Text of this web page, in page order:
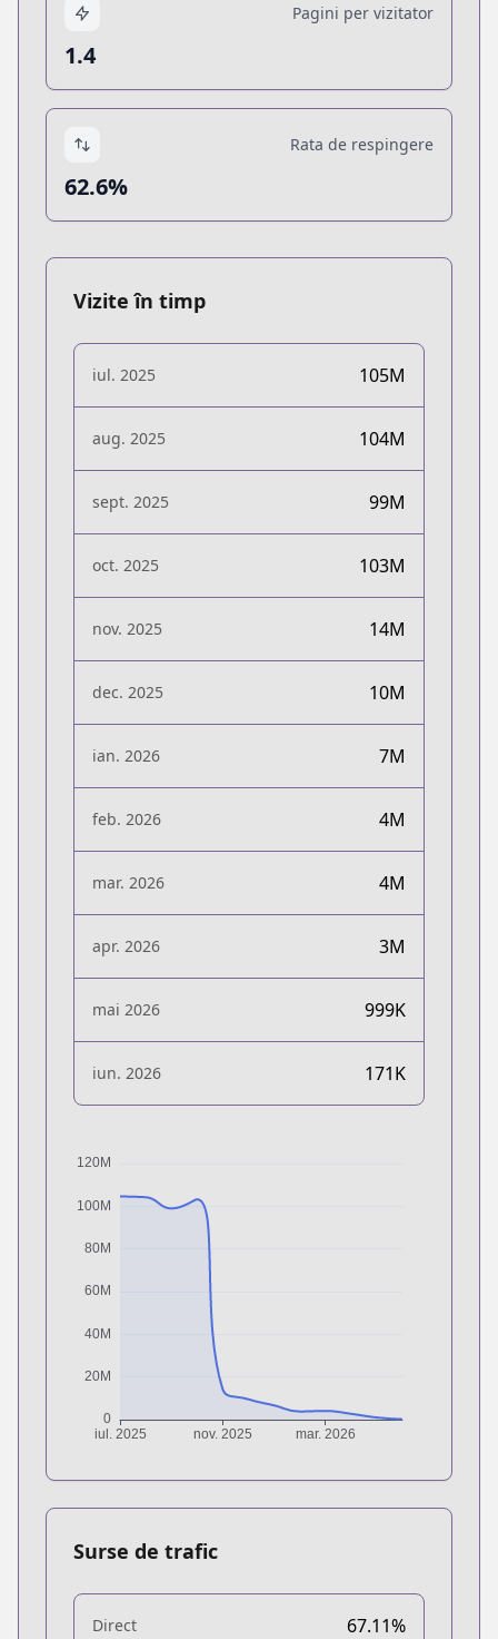
Pagini per vizitator
1.4
Rata de respingere
62.6%
Vizite în timp
iul. 2025 105M
aug. 2025 104M
sept. 2025 99M
oct. 2025 103M
nov. 2025 14M
dec. 2025 10M
ian. 2026 7M
feb. 2026 4M
mar. 2026 4M
apr. 2026 3M
mai 2026 999K
iun. 2026 171K
Surse de trafic
Direct 67.11%